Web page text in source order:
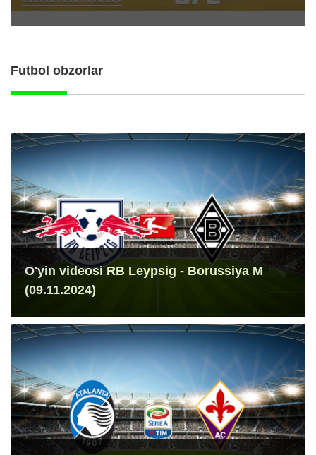
Futbol obzorlar
O'yin videosi RB Leypsig - Borussiya M
(09.11.2024)